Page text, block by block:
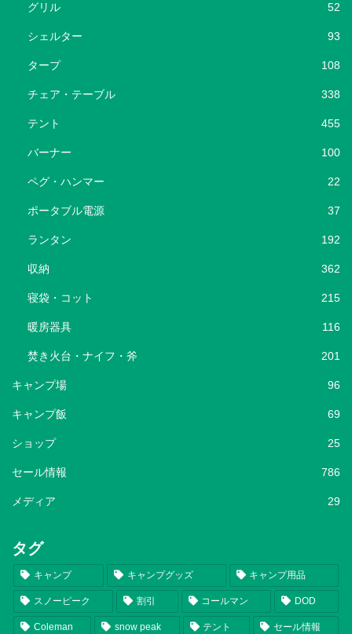
グリル 52
シェルター 93
タープ 108
チェア・テーブル 338
テント 455
バーナー 100
ペグ・ハンマー 22
ポータブル電源 37
ランタン 192
収納 362
寝袋・コット 215
暖房器具 116
焚き火台・ナイフ・斧 201
キャンプ場 96
キャンプ飯 69
ショップ 25
セール情報 786
メディア 29
タグ
キャンプ キャンプグッズ キャンプ用品
スノーピーク 割引 コールマン DOD
Coleman snow peak テント セール情報